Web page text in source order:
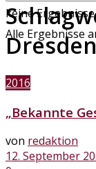
keine Ergebnisse
Alle Ergebnisse
2016
„Bekannte
von redaktion
12. September